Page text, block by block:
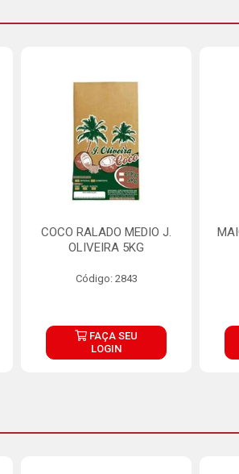
COCO RALADO MEDIO J.
OLIVEIRA 5KG
Código: 2843
FAÇA SEU
LOGIN